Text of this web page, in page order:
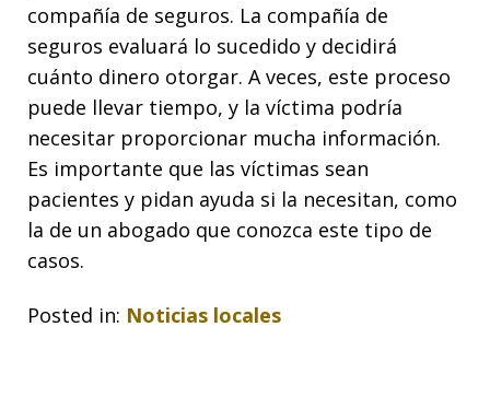
compañía de seguros. La compañía de
seguros evaluará lo sucedido y decidirá
cuánto dinero otorgar. A veces, este proceso
puede llevar tiempo, y la víctima podría
necesitar proporcionar mucha información.
Es importante que las víctimas sean
pacientes y pidan ayuda si la necesitan, como
la de un abogado que conozca este tipo de
casos.
Posted in: Noticias locales